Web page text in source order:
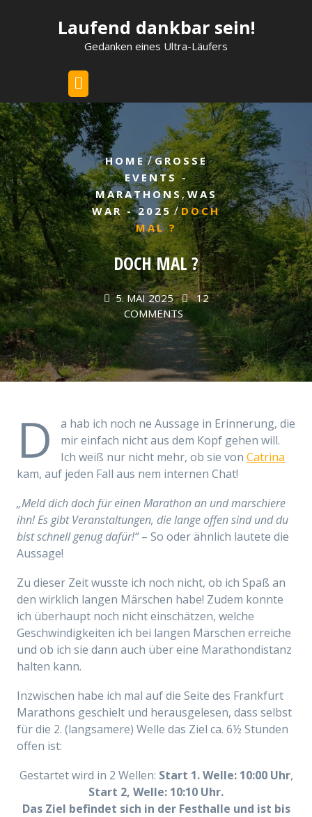
Laufend dankbar sein!
Gedanken eines Ultra-Läufers
HOME/GROSSE E
VENTS - M
ARATHONS ,WAS
WAR - 2025/DOCH
MAL ?
DOCH MAL ?
5. MAI 2025
12
COMMENTS
D
a hab ich noch ne Aussage in Erinnerung, die
mir einfach nicht aus dem Kopf gehen will.
Ich weiß nur nicht mehr, ob sie von Catrina
kam, auf jeden Fall aus nem internen Chat!
„Meld dich doch für einen Marathon an und marschiere
ihn! Es gibt Veranstaltungen, die lange offen sind und du
bist schnell genug dafür!“– So oder ähnlich lautete die
Aussage!
Zu dieser Zeit wusste ich noch nicht, ob ich Spaß an
den wirklich langen Märschen habe! Zudem konnte
ich überhaupt noch nicht einschätzen, welche
Geschwindigkeiten ich bei langen Märschen erreiche
und ob ich sie dann auch übereine Marathondistanz
halten kann.
Inzwischen habe ich mal auf die Seite des Frankfurt
Marathons geschielt und herausgelesen, dass selbst
für die 2. (langsamere) Welle das Ziel ca. 6½ Stunden
offen ist:
Gestartet wird in 2 Wellen: Start 1. Welle: 10:00 Uhr,
Start 2, Welle: 10:10 Uhr.
Das Ziel befindet sich in der Festhalle und ist bis